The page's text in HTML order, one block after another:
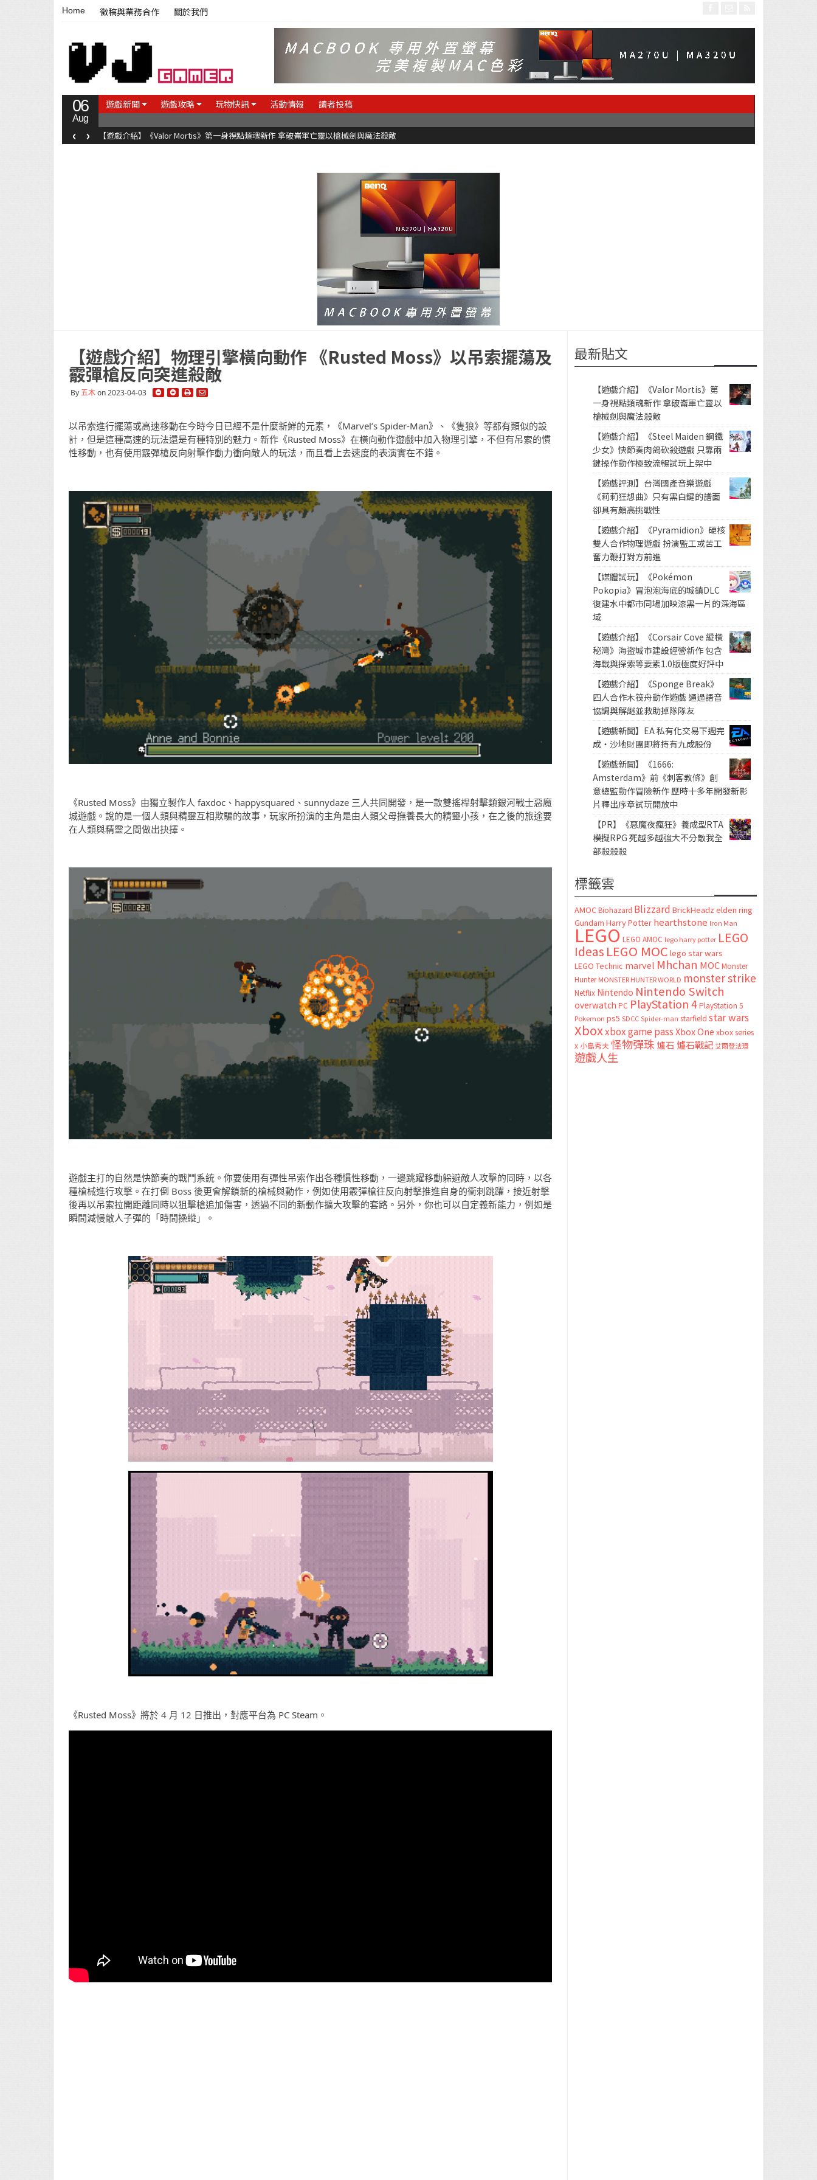
Home 徵稿與業務合作 關於我們
06
Aug
遊戲新聞 遊戲攻略 玩物快訊 活動情報 讀者投稿
【遊戲介紹】《Valor Mortis》第一身視點類魂新作 拿破崙軍亡靈以槍械劍與魔法殺敵
‹ ›
【遊戲介紹】物理引擎橫向動作 《Rusted Moss》以吊索擺蕩及
霰彈槍反向突進殺敵
By五木on 2023-04-03
以吊索進行擺蕩或高速移動在今時今日已經不是什麼新鮮的元素，《Marvel’s Spider-Man》、《隻狼》等都有類似的設
計，但是這種高速的玩法還是有種特別的魅力。新作《Rusted Moss》在橫向動作遊戲中加入物理引擎，不但有吊索的慣
性移動，也有使用霰彈槍反向射擊作動力衝向敵人的玩法，而且看上去速度的表演實在不錯。
《Rusted Moss》由獨立製作人 faxdoc、happysquared、sunnydaze 三人共同開發，是一款雙搖桿射擊類銀河戰士惡魔
城遊戲。說的是一個人類與精靈互相欺騙的故事，玩家所扮演的主角是由人類父母撫養長大的精靈小孩，在之後的旅途要
在人類與精靈之間做出抉擇。
遊戲主打的自然是快節奏的戰鬥系統。你要使用有彈性吊索作出各種慣性移動，一邊跳躍移動躲避敵人攻擊的同時，以各
種槍械進行攻擊。在打倒 Boss 後更會解鎖新的槍械與動作，例如使用霰彈槍往反向射擊推進自身的衝刺跳躍，接近射擊
後再以吊索拉開距離同時以狙擊槍追加傷害，透過不同的新動作擴大攻擊的套路。另外，你也可以自定義新能力，例如是
瞬間減慢敵人子彈的「時間操縱」。
《Rusted Moss》將於 4 月 12 日推出，對應平台為 PC Steam。
最新貼文
【遊戲介紹】《Valor Mortis》第
一身視點類魂新作 拿破崙軍亡靈以
槍械劍與魔法殺敵
【遊戲介紹】《Steel Maiden 鋼鐵
少女》快節奏肉鴿砍殺遊戲 只靠兩
鍵操作動作極致流暢試玩上架中
【遊戲評測】台灣國產音樂遊戲
《莉莉狂想曲》只有黑白鍵的譜面
卻具有頗高挑戰性
【遊戲介紹】《Pyramidion》硬核
雙人合作物理遊戲 扮演監工或苦工
奮力鞭打對方前進
【媒體試玩】《Pokémon
Pokopia》冒泡泡海底的城鎮DLC
復建水中都市同場加映漆黑一片的深海區
域
【遊戲介紹】《Corsair Cove 縱橫
秘灣》海盜城市建設經營新作 包含
海戰與探索等要素1.0版極度好評中
【遊戲介紹】《Sponge Break》
四人合作木筏舟動作遊戲 通過語音
協調與解謎並救助掉隊隊友
【遊戲新聞】EA 私有化交易下週完
成・沙地財團即將持有九成股份
【遊戲新聞】《1666:
Amsterdam》前《刺客教條》創
意總監動作冒險新作 歷時十多年開發新影
片釋出序章試玩開放中
【PR】《惡魔夜瘋狂》養成型RTA
模擬RPG 死越多越強大不分敵我全
部殺殺殺
標籤雲
AMOC Biohazard Blizzard BrickHeadz elden ring
Gundam Harry Potter hearthstone Iron Man
LEGO LEGO AMOC lego harry potter LEGO
Ideas LEGO MOC lego star wars
LEGO Technic marvel Mhchan MOC Monster
Hunter MONSTER HUNTER WORLD monster strike
Netflix Nintendo Nintendo Switch
overwatch PC PlayStation 4 PlayStation 5
Pokemon ps5 SDCC Spider-man starfield star wars
Xboxxbox game passXbox One xbox series
x 小島秀夫怪物彈珠 爐石 爐石戰記艾爾登法環
遊戲人生